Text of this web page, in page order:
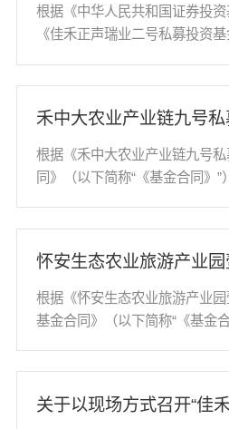
根据《中华人民共和国证券投资
《佳禾正声瑞业二号私募投资
金基金份额...
根据《禾中大农业产业链九号
同》（以下简称“《基金合同》”
面表决的起止...
根据《怀安生态农业旅游产业
基金合同》（以下简称“《基金
式通讯开会，书...